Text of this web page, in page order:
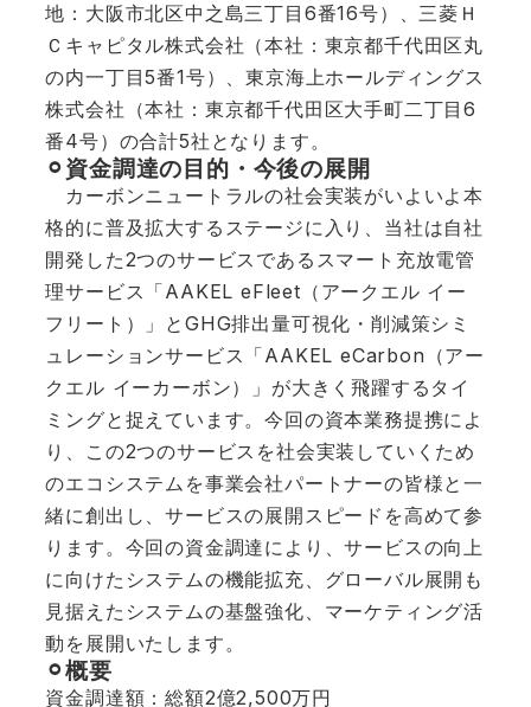
地：大阪市北区中之島三丁目6番16号）、三菱Ｈ
Ｃキャピタル株式会社（本社：東京都千代田区丸
の内一丁目5番1号）、東京海上ホールディングス
株式会社（本社：東京都千代田区大手町二丁目6
番4号）の合計5社となります。
⚪︎資金調達の目的・今後の展開
カーボンニュートラルの社会実装がいよいよ本
格的に普及拡大するステージに入り、当社は自社
開発した2つのサービスであるスマート充放電管
理サービス「AAKEL eFleet（アークエル イー
フリート）」とGHG排出量可視化・削減策シミ
ュレーションサービス「AAKEL eCarbon（アー
クエル イーカーボン）」が大きく飛躍するタイ
ミングと捉えています。今回の資本業務提携によ
り、この2つのサービスを社会実装していくため
のエコシステムを事業会社パートナーの皆様と一
緒に創出し、サービスの展開スピードを高めて参
ります。今回の資金調達により、サービスの向上
に向けたシステムの機能拡充、グローバル展開も
見据えたシステムの基盤強化、マーケティング活
動を展開いたします。
⚪︎概要
資金調達額：総額2億2,500万円